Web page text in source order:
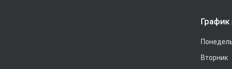
Вторник